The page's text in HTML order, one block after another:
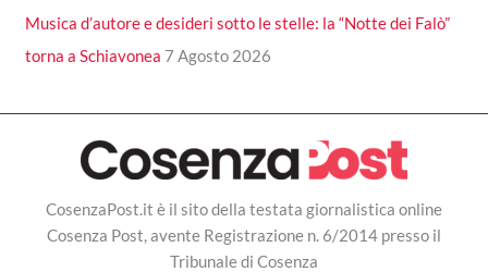
Musica d’autore e desideri sotto le stelle: la “Notte dei Falò”
torna a Schiavonea 7 Agosto 2026
CosenzaPost.it è il sito della testata giornalistica online
Cosenza Post, avente Registrazione n. 6/2014 presso il
Tribunale di Cosenza